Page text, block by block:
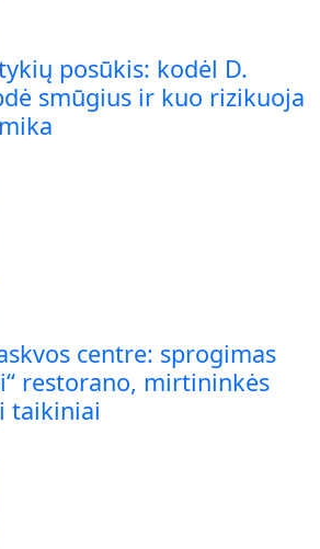
posūkis: kodėl D.
smūgius ir kuo rizikuoja
centre: sprogimas
restorano, mirtininkės
taikiniai